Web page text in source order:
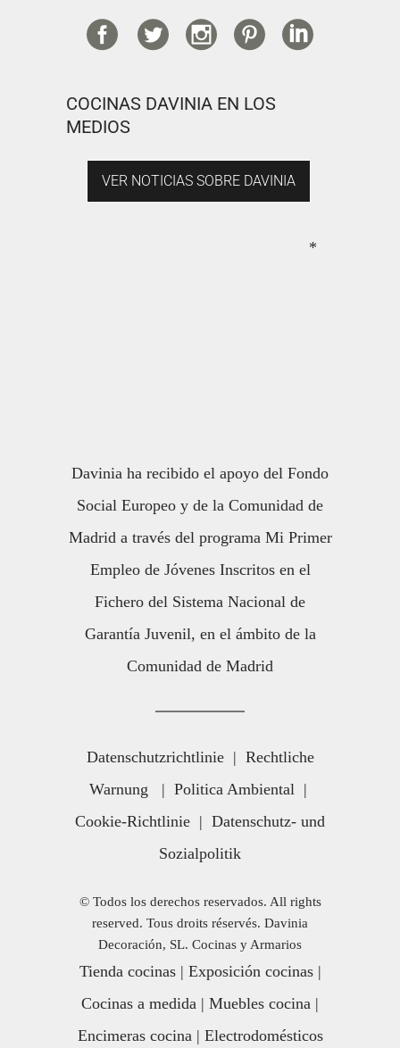
COCINAS DAVINIA EN LOS
MEDIOS
VER NOTICIAS SOBRE DAVINIA
*
Davinia ha recibido el apoyo del Fondo
Social Europeo y de la Comunidad de
Madrid a través del programa Mi Primer
Empleo de Jóvenes Inscritos en el
Fichero del Sistema Nacional de
Garantía Juvenil, en el ámbito de la
Comunidad de Madrid
Datenschutzrichtlinie| Rechtliche
Warnung
| Politica Ambiental|
Cookie-Richtlinie | Datenschutz- und
Sozialpolitik
© Todos los derechos reservados. All rights
reserved. Tous droits réservés. Davinia
Decoración, SL. Cocinas y Armarios
Tienda cocinas| Exposición cocinas|
Cocinas a medida | Muebles cocina |
Encimeras cocina| Electrodomésticos